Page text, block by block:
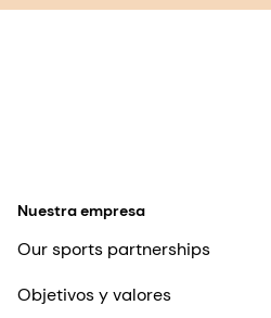
Nuestra empresa
Our sports partnerships
Objetivos y valores